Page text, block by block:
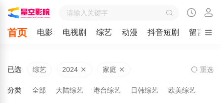
首页 电影 电视剧 综艺 动漫 抖音短剧 留言
已选 综艺 2024 家庭 重选
分类 全部 大陆综艺 港台综艺 日韩综艺 欧美综艺